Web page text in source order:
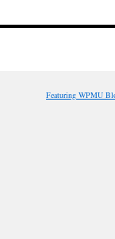
Featuring WPMU